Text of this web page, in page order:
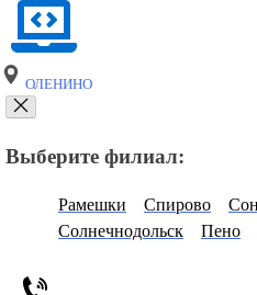
ОЛЕНИНО
Выберите филиал:
Рамешки Спирово
Солнечнодольск
Пено